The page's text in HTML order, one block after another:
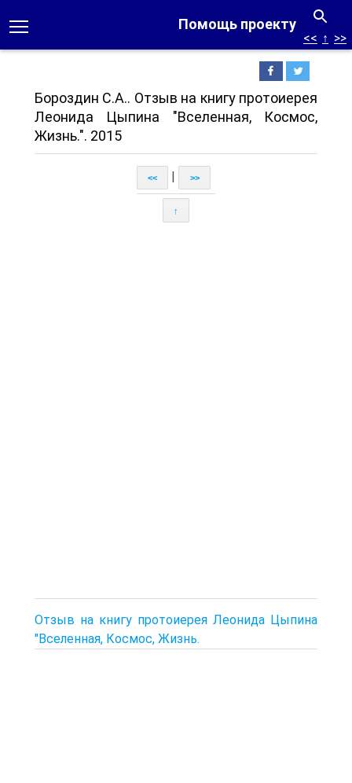
Помощь проекту
<< ↑ >>
Бороздин С.А.. Отзыв на книгу протоиерея
Леонида Цыпина "Вселенная, Космос,
Жизнь.". 2015
<< >>
↑
Отзыв на книгу протоиерея Леонида Цыпина
"Вселенная, Космос, Жизнь.